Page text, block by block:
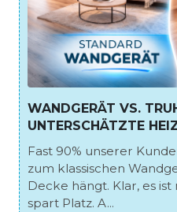
WANDGERÄT VS.
UNTERSCHÄTZTE
Fast 90% unserer
zum klassischen
Decke hängt. Klar, es
spart Platz. A...